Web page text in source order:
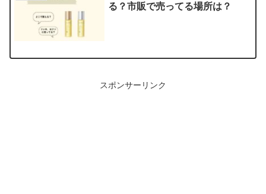
る？市販で売ってる場所は？
スポンサーリンク